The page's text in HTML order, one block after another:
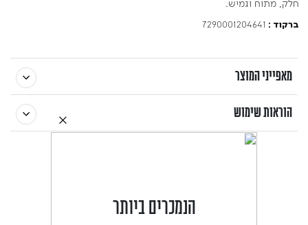
חלק, מתוח וגמיש.
ברקוד : 7290001204641
מאפייני המוצר
הוראות שימוש
הנמכרים ביותר